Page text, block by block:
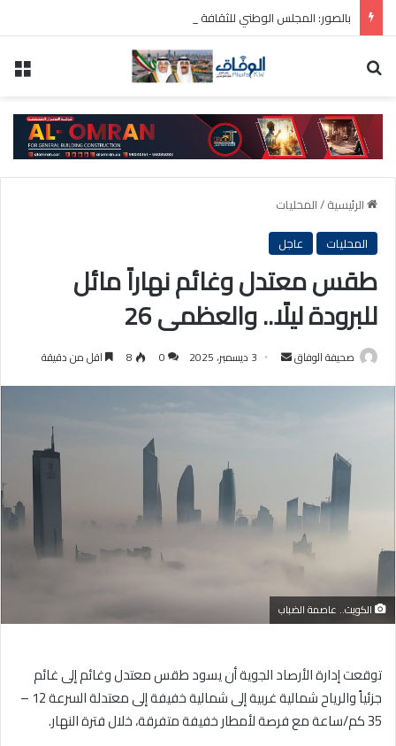
الرئيسية/المحليات
المحليات
عاجل
طقس معتدل وغائم نهاراً مائل
للبرودة ليلًا.. والعظمى 26
صحيفة الوفاق
أرسل 3 ديسمبر، 2025 0
8 اقل من دقيقة
الكويت.. عاصمة الضباب
توقعت إدارة الأرصاد الجوية أن يسود طقس معتدل وغائم إلى غائم
جزئياً والرياح شمالية غربية إلى شمالية خفيفة إلى معتدلة السرعة 12 –
35 كم/ساعة مع فرصة لأمطار خفيفة متفرقة، خلال فترة النهار.